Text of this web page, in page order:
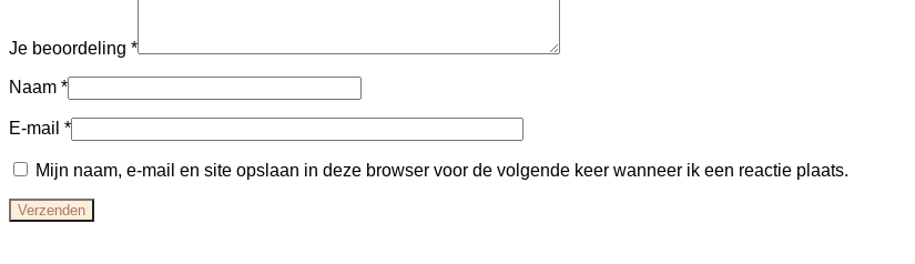
Je beoordeling *
Naam *
E-mail *
Mijn naam, e-mail en site opslaan in deze browser voor de volgende keer wanneer ik een reactie plaats.